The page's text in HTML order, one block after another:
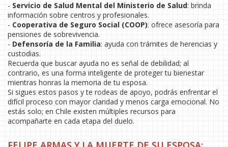
- Servicio de Salud Mental del Ministerio de Salud: brinda
información sobre centros y profesionales.
- Cooperativa de Seguro Social (COOP): ofrece asesoría para
pensiones de sobrevivencia.
- Defensoría de la Familia: ayuda con trámites de herencias y
custodias.
Recuerda que buscar ayuda no es señal de debilidad; al
contrario, es una forma inteligente de proteger tu bienestar
mientras honras la memoria de tu esposa.
Si sigues estos pasos y te rodeas de apoyo, podrás enfrentar el
difícil proceso con mayor claridad y menos carga emocional. No
estás solo; en Chile existen múltiples recursos para
acompañarte en cada etapa del duelo.